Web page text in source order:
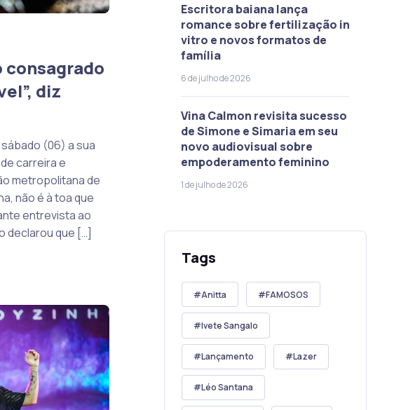
consagrado
diz
(06) a sua
carreira e
metropolitana de
não é à toa que
entrevista ao
declarou que […]
Escritora baiana lança
romance sobre fertilização in
vitro e novos formatos de
família
6 de julho de 2026
Vina Calmon revisita sucesso
de Simone e Simaria em seu
novo audiovisual sobre
empoderamento feminino
1 de julho de 2026
Tags
Anitta FAMOSOS
Ivete Sangalo
Lançamento Lazer
Léo Santana